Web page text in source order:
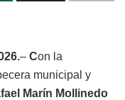
– Con la
municipal y
Marín Mollinedo